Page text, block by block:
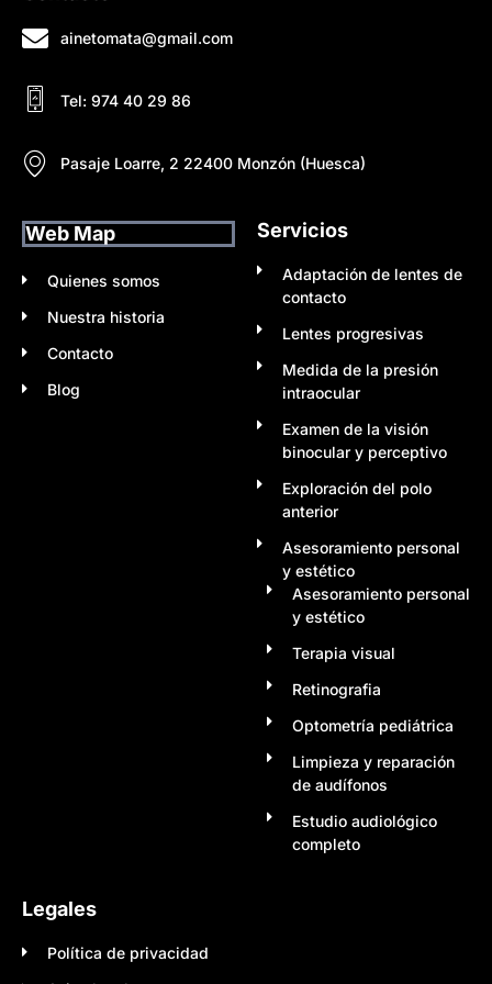
ainetomata@gmail.com
Tel: 974 40 29 86
Pasaje Loarre, 2 22400 Monzón (Huesca)
Web Map
Quienes somos
Nuestra historia
Contacto
Blog
Servicios
Adaptación de lentes de
contacto
Lentes progresivas
Medida de la presión
intraocular
Examen de la visión
binocular y perceptivo
Exploración del polo
anterior
Asesoramiento personal
y estético
Asesoramiento personal
y estético
Terapia visual
Retinografia
Optometría pediátrica
Limpieza y reparación
de audífonos
Estudio audiológico
completo
Legales
Política de privacidad